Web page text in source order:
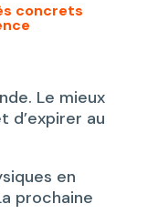
concrets
Le mieux
d’expirer au
en
prochaine